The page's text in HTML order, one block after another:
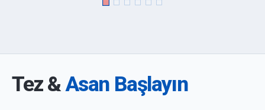
Tez &Asan Başlayın